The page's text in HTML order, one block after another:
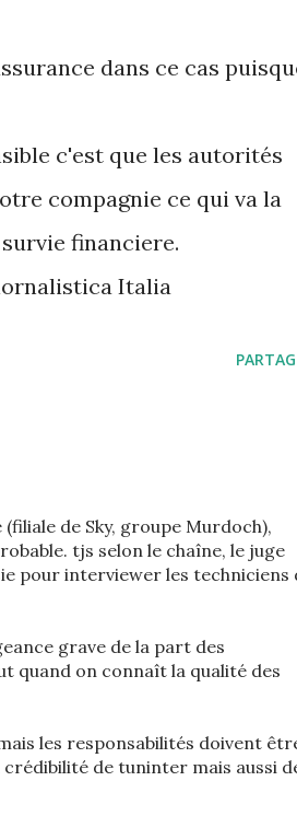
dans ce cas
c'est que les autorités
compagnie ce qui va la
financiere.
Italia
de Sky, groupe Murdoch),
tjs selon le chaîne, le juge
pour interviewer les techniciens
grave de la part des
quand on connaît la qualité des
les responsabilités doivent
crédibilité de tuninter mais aussi